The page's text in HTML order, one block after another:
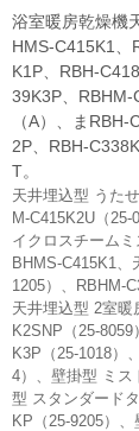
浴室暖房乾燥機
HMS-C415K1、
K1P、RBH-
39K3P、RBHM-
（A）、ま
2P、RBH-
T。
天井埋込型 うた
M-C415K2U（25-
イクロスチーム
BHMS-C415K1、
1205）、RBHM-
天井埋込型 2室暖
K2SNP（25-
K3P（25-1018）
4）、壁掛型 ミス
型 スタンダード
KP（25-9205）、